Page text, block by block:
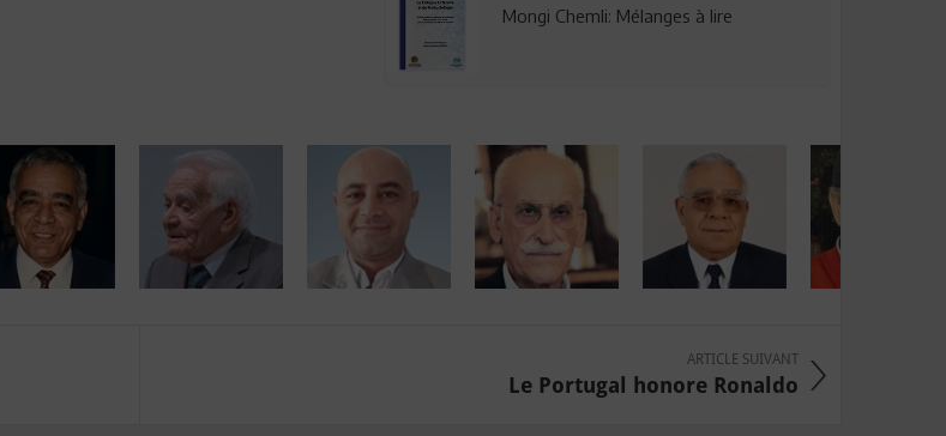
Mongi Chemli: Mélanges à lire
ARTICLE SUIVANT
Le Portugal honore Ronaldo